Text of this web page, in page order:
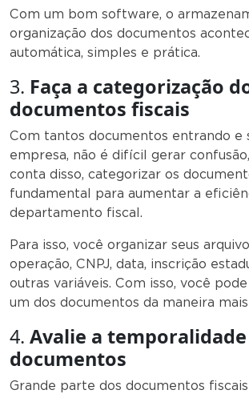
Com um bom software, o
organização dos documentos
automática, simples e prática.
3. Faça a categorização
documentos fiscais
Com tantos documentos entrando e
empresa, não é difícil gerar
conta disso, categorizar os
fundamental para aumentar a
departamento fiscal.
Para isso, você organizar seus
operação, CNPJ, data, inscrição
outras variáveis. Com isso, você
um dos documentos da maneira mais
4. Avalie a
documentos
Grande parte dos documentos